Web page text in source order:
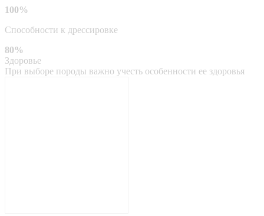
100%
Способности к дрессировке
80%
Здоровье
При выборе породы важно учесть особенности ее здоровья